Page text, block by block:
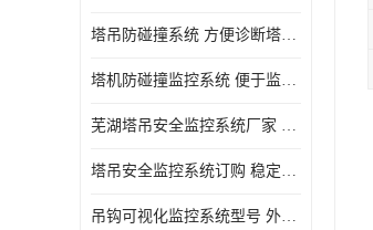
塔吊防碰撞系统 方便诊断塔机状态 自动变焦智能化跟踪
塔机防碰撞监控系统 便于监督和管理 主要应用于塔机的实时监控
芜湖塔吊安全监控系统厂家 外观简洁大方 减少盲吊引发的事故
塔吊安全监控系统订购 稳定性高 结构清晰稳定
吊钩可视化监控系统型号 外观简洁大方 信号稳定 抗干扰性强